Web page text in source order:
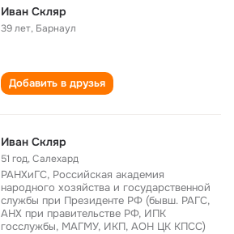
Иван Скляр
39 лет, Барнаул
Добавить в друзья
Иван Скляр
51 год,Салехард
РАНХиГС, Российская академия
народного хозяйства и государственной
службы при Президенте РФ (бывш. РАГС,
АНХ при правительстве РФ, ИПК
госслужбы, МАГМУ, ИКП, АОН ЦК КПСС)